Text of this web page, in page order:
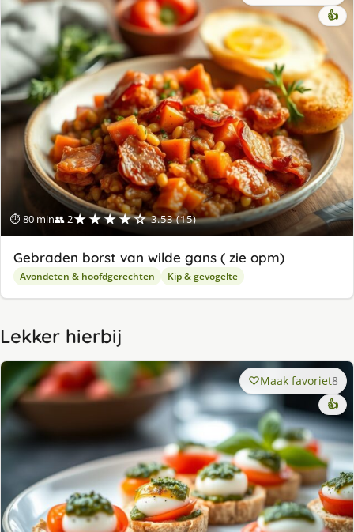
⏱ 80 min👥 2★★★★☆ 3.53 (15)
👍
Gebraden borst van wilde gans ( zie opm)
Avondeten & hoofdgerechten Kip & gevogelte
Lekker hierbij
Maak favoriet8
👍